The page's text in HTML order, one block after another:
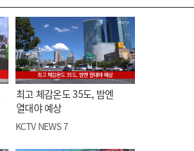
최고 체감온도 35도, 밤엔
열대야 예상
KCTV NEWS 7